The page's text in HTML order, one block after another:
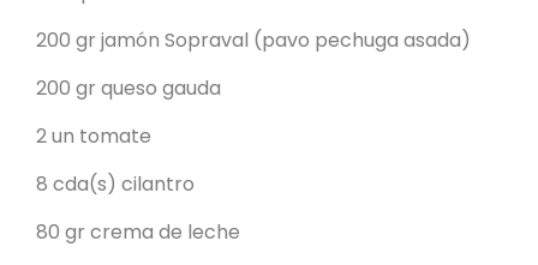
200 gr jamón Sopraval (pavo pechuga asada)
200 gr queso gauda
2 un tomate
8 cda(s) cilantro
80 gr crema de leche